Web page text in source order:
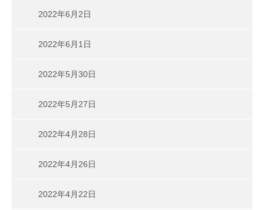
2022年6月2日
2022年6月1日
2022年5月30日
2022年5月27日
2022年4月28日
2022年4月26日
2022年4月22日